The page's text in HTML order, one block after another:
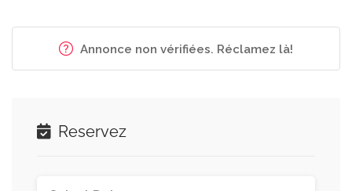
Annonce non vérifiées. Réclamez là!
Reservez